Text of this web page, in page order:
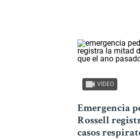
VIDEO
Emergencia
Rossell
casos